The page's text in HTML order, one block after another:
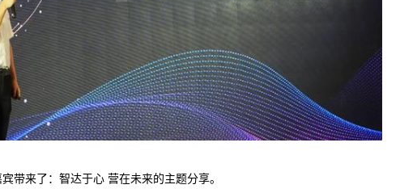
带来了：智达于心 营在未来的主题分享。